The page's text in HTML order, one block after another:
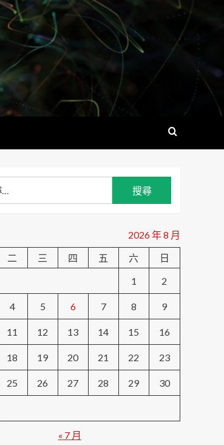
2026 年 8 月
二 三 四 五 六
日
1
2
4 5 6 7 8 9
11 12 13 14 15 16
18 19 20 21 22 23
25 26 27 28 29 30
« 7 月